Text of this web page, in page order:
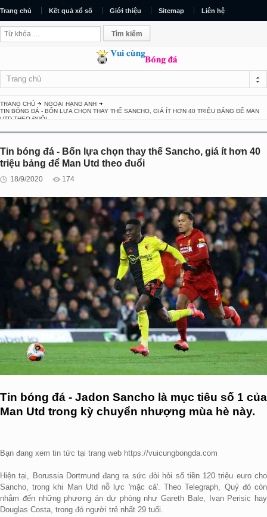
Trang chủ Kết quả xổ số Giới thiệu Sitemap Liên hệ
Trang chủ
TRANG CHỦ
NGOẠI HẠNG ANH
TIN BÓNG ĐÁ - BỐN LỰA CHỌN THAY THẾ SANCHO, GIÁ ÍT HƠN 40 TRIỆU BẢNG ĐỂ MAN
UTD THEO ĐUỔI
Tin bóng đá - Bốn lựa chọn thay thế Sancho, giá ít hơn 40
triệu bảng để Man Utd theo đuổi
18/9/2020 174
Tin bóng đá - Jadon Sancho là mục tiêu số 1 của
Man Utd trong kỳ chuyển nhượng mùa hè này.
Bạn đang xem tin tức tại trang web https://vuicungbongda.com
Hiện tại, Borussia Dortmund đang ra sức đòi hỏi số tiền 120 triệu euro cho
Sancho, trong khi Man Utd nỗ lực 'mặc cả'. Theo Telegraph, Quỷ đỏ còn
nhắm đến những phương án dự phòng như Gareth Bale, Ivan Perisic hay
Douglas Costa, trong đó người trẻ nhất 29 tuổi.